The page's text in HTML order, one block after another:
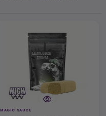
MAGIC SAUCE